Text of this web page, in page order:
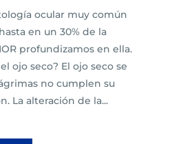
ocular muy común
en un 30% de la
profundizamos en ella.
ojo seco? El ojo seco se
no cumplen su
La alteración de la...